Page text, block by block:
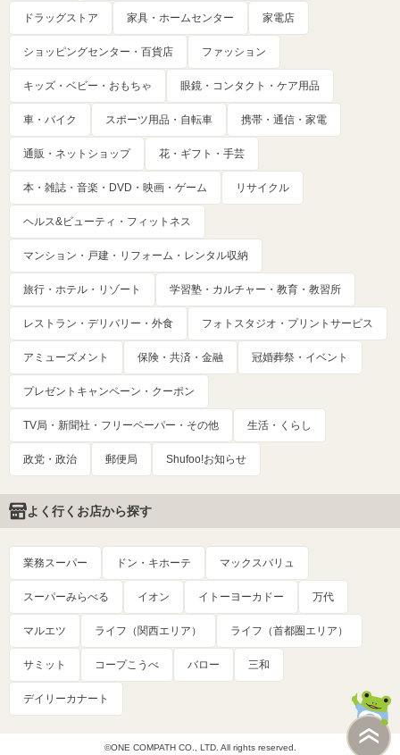
ドラッグストア 家具・ホームセンター 家電店
ショッピングセンター・百貨店 ファッション
キッズ・ベビー・おもちゃ 眼鏡・コンタクト・ケア用品
車・バイク スポーツ用品・自転車 携帯・通信・家電
通販・ネットショップ 花・ギフト・手芸
本・雑誌・音楽・DVD・映画・ゲーム リサイクル
ヘルス&ビューティ・フィットネス
マンション・戸建・リフォーム・レンタル収納
旅行・ホテル・リゾート 学習塾・カルチャー・教育・教習所
レストラン・デリバリー・外食 フォトスタジオ・プリントサービス
アミューズメント 保険・共済・金融 冠婚葬祭・イベント
プレゼントキャンペーン・クーポン
TV局・新聞社・フリーペーパー・その他 生活・くらし
政党・政治 郵便局 Shufoo!お知らせ
よく行くお店から探す
業務スーパー ドン・キホーテ マックスバリュ
スーパーみらべる イオン イトーヨーカドー 万代
マルエツ ライフ（関西エリア） ライフ（首都圏エリア）
サミット コープこうべ バロー 三和
デイリーカナート
©ONE COMPATH CO., LTD. All rights reserved.